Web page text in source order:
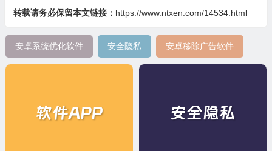
转载请务必保留本文链接： https://www.ntxen.com/14534.html
安卓系统优化软件 安全隐私 安卓移除广告软件